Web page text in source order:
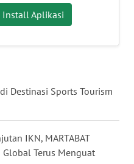
Install Aplikasi
Destinasi Sports Tourism
IKN, MARTABAT
Global Terus Menguat